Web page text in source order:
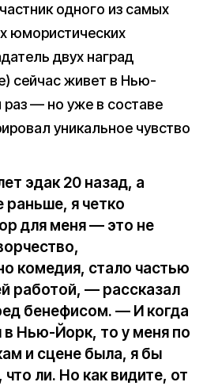
одного из самых
юмористических
двух наград
сейчас живет в Нью-
раз — но уже в составе
уникальное чувство
эдак 20 назад, а
я четко
для меня — это не
комедия, стало частью
работой, — рассказал
бенефисом. — И когда
в Нью-Йорк, то у меня по
и сцене была, я бы
ли. Но как видите, от